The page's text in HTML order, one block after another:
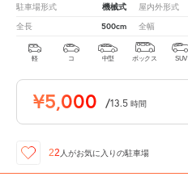
駐車場形式 機械式 屋内外形式
全長 500cm 全幅
軽 コ 中型 ボックス SUV
¥5,000 /13.5 時間
22 人がお気に入りの駐車場